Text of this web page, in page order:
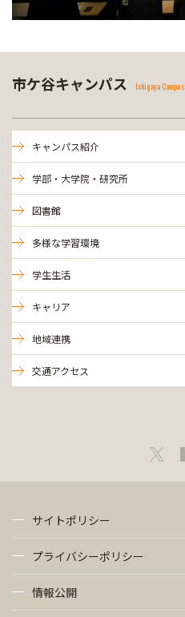
市ケ谷キャンパス Ichigaya Campus
キャンパス紹介
学部・大学院・研究所
図書館
多様な学習環境
学生生活
キャリア
地域連携
交通アクセス
サイトポリシー
プライバシーポリシー
情報公開